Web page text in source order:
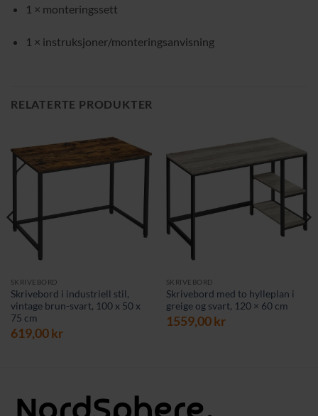
1 × monteringssett
1 × instruksjoner/monteringsanvisning
RELATERTE PRODUKTER
SKRIVEBORD
Skrivebord i industriell stil,
vintage brun-svart, 100 x 50 x
75 cm
619,00kr
SKRIVEBORD
Skrivebord med to hylleplan i
greige og svart, 120 × 60 cm
1559,00kr